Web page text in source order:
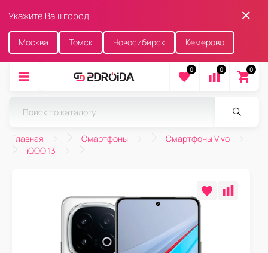
Укажите Ваш город
Москва Томск Новосибирск Кемерово
0 0 0
Главная Смартфоны
Смартфоны Vivo
iQOO 13